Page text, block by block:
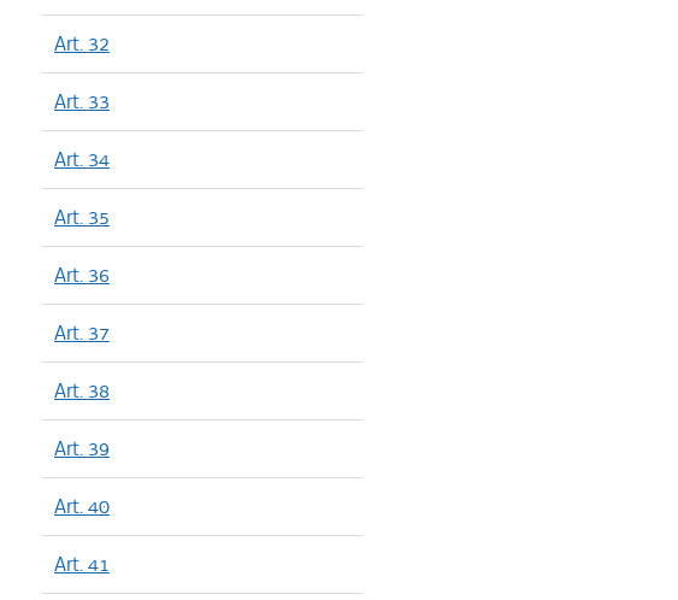
Art. 32
Art. 33
Art. 34
Art. 35
Art. 36
Art. 37
Art. 38
Art. 39
Art. 40
Art. 41